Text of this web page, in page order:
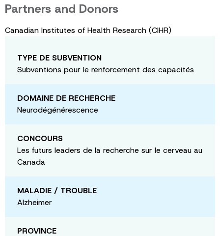
Partners and Donors
Canadian Institutes of Health Research (CIHR)
TYPE DE SUBVENTION
Subventions pour le renforcement des capacités
DOMAINE DE RECHERCHE
Neurodégénérescence
CONCOURS
Les futurs leaders de la recherche sur le cerveau au
Canada
MALADIE / TROUBLE
Alzheimer
PROVINCE